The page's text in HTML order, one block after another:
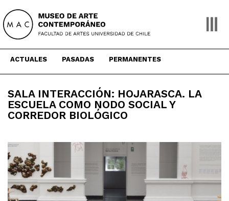
content
ACTUALES PASADAS PERMANENTES
SALA INTERACCIÓN: HOJARASCA. LA
ESCUELA COMO NODO SOCIAL Y
CORREDOR BIOLÓGICO